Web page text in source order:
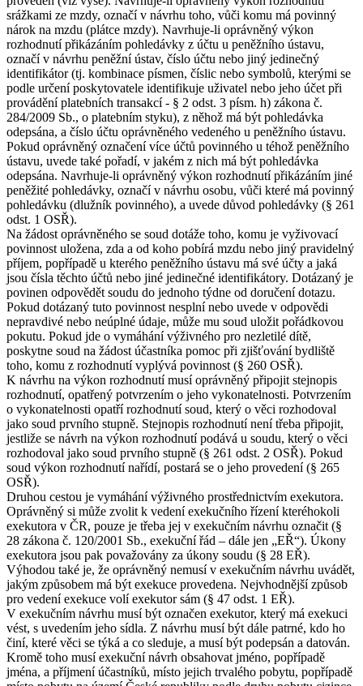
srážkami ze mzdy, označí v návrhu toho, vůči komu má povinný
nárok na mzdu (plátce mzdy). Navrhuje-li oprávněný výkon
rozhodnutí přikázáním pohledávky z účtu u peněžního ústavu,
označí v návrhu peněžní ústav, číslo účtu nebo jiný jedinečný
identifikátor (tj. kombinace písmen, číslic nebo symbolů, kterými se
podle určení poskytovatele identifikuje uživatel nebo jeho účet při
provádění platebních transakcí - § 2 odst. 3 písm. h) zákona č.
284/2009 Sb., o platebním styku), z něhož má být pohledávka
odepsána, a číslo účtu oprávněného vedeného u peněžního ústavu.
Pokud oprávněný označení více účtů povinného u téhož peněžního
ústavu, uvede také pořadí, v jakém z nich má být pohledávka
odepsána. Navrhuje-li oprávněný výkon rozhodnutí přikázáním jiné
peněžité pohledávky, označí v návrhu osobu, vůči které má povinný
pohledávku (dlužník povinného), a uvede důvod pohledávky (§ 261
odst. 1 OSŘ).
Na žádost oprávněného se soud dotáže toho, komu je vyživovací
povinnost uložena, zda a od koho pobírá mzdu nebo jiný pravidelný
příjem, popřípadě u kterého peněžního ústavu má své účty a jaká
jsou čísla těchto účtů nebo jiné jedinečné identifikátory. Dotázaný je
povinen odpovědět soudu do jednoho týdne od doručení dotazu.
Pokud dotázaný tuto povinnost nesplní nebo uvede v odpovědi
nepravdivé nebo neúplné údaje, může mu soud uložit pořádkovou
pokutu. Pokud jde o vymáhání výživného pro nezletilé dítě,
poskytne soud na žádost účastníka pomoc při zjišťování bydliště
toho, komu z rozhodnutí vyplývá povinnost (§ 260 OSŘ).
K návrhu na výkon rozhodnutí musí oprávněný připojit stejnopis
rozhodnutí, opatřený potvrzením o jeho vykonatelnosti. Potvrzením
o vykonatelnosti opatří rozhodnutí soud, který o věci rozhodoval
jako soud prvního stupně. Stejnopis rozhodnutí není třeba připojit,
jestliže se návrh na výkon rozhodnutí podává u soudu, který o věci
rozhodoval jako soud prvního stupně (§ 261 odst. 2 OSŘ). Pokud
soud výkon rozhodnutí nařídí, postará se o jeho provedení (§ 265
OSŘ).
Druhou cestou je vymáhání výživného prostřednictvím exekutora.
Oprávněný si může zvolit k vedení exekučního řízení kteréhokoli
exekutora v ČR, pouze je třeba jej v exekučním návrhu označit (§
28 zákona č. 120/2001 Sb., exekuční řád – dále jen „EŘ“). Úkony
exekutora jsou pak považovány za úkony soudu (§ 28 EŘ).
Výhodou také je, že oprávněný nemusí v exekučním návrhu uvádět,
jakým způsobem má být exekuce provedena. Nejvhodnější způsob
pro vedení exekuce volí exekutor sám (§ 47 odst. 1 EŘ).
V exekučním návrhu musí být označen exekutor, který má exekuci
vést, s uvedením jeho sídla. Z návrhu musí být dále patrné, kdo ho
činí, které věci se týká a co sleduje, a musí být podepsán a datován.
Kromě toho musí exekuční návrh obsahovat jméno, popřípadě
jména, a příjmení účastníků, místo jejich trvalého pobytu, popřípadě